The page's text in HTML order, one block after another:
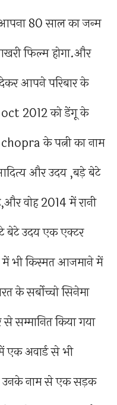
80 साल का जन्म
फिल्म होगा.और
आपने परिबार के
oct 2012 को डेंगू के
के पत्नी का नाम
और उदय ,बड़े बेटे
वोह 2014 में रानी
बेटे उदय एक एक्टर
में भी किस्मत आजमाने में
के सर्बोच्चो सिनेमा
सम्मानित किया गया
अवार्ड से भी
उनके नाम से एक सड़क